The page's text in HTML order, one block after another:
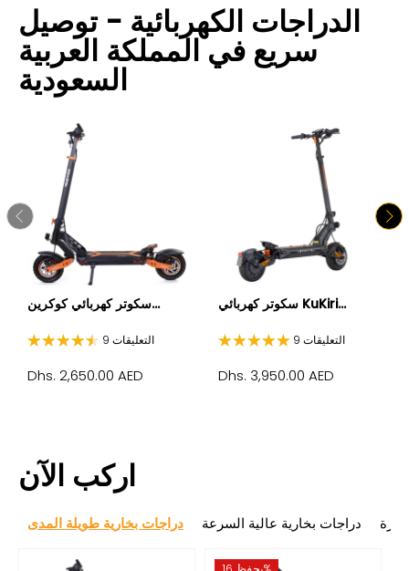
الدراجات الكهربائية - توصيل
سريع في المملكة العربية
السعودية
سكوتر كهربائي كوكرين...
9 التعليقات
Dhs. 2,650.00 AED
سكوتر كهربائي KuKiri...
9 التعليقات
Dhs. 3,950.00 AED
اركب الآن
دراجات بخارية طويلة المدى دراجات بخارية عالية السرعة